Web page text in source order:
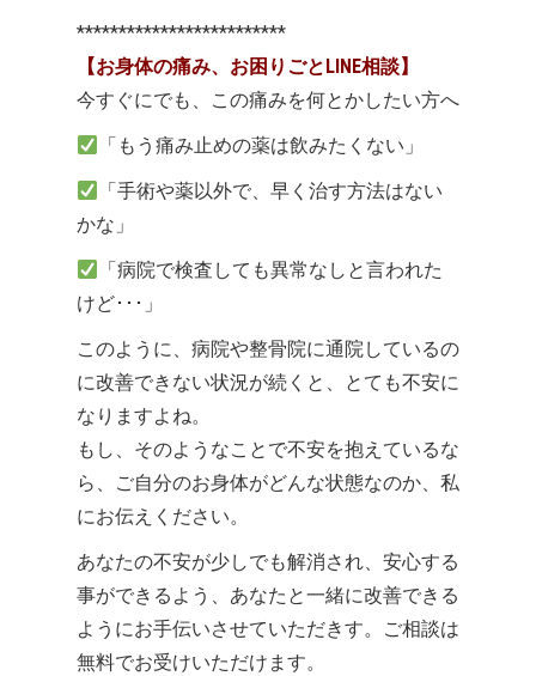
*************************
【お身体の痛み、お困りごとLINE相談】
今すぐにでも、この痛みを何とかしたい方へ
「もう痛み止めの薬は飲みたくない」
「手術や薬以外で、早く治す方法はない
かな」
「病院で検査しても異常なしと言われた
けど･･･」
このように、病院や整骨院に通院しているの
に改善できない状況が続くと、とても不安に
なりますよね。
もし、そのようなことで不安を抱えているな
ら、ご自分のお身体がどんな状態なのか、私
にお伝えください。
あなたの不安が少しでも解消され、安心する
事ができるよう、あなたと一緒に改善できる
ようにお手伝いさせていただきす。ご相談は
無料でお受けいただけます。